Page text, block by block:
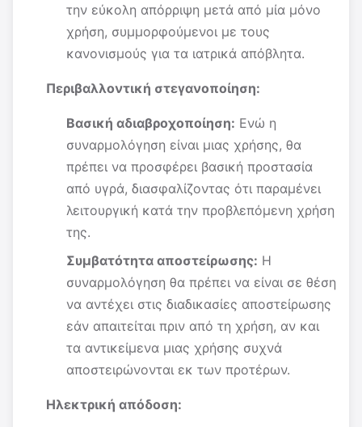
την εύκολη απόρριψη μετά από μία μόνο
χρήση, συμμορφούμενοι με τους
κανονισμούς για τα ιατρικά απόβλητα.
Περιβαλλοντική στεγανοποίηση:
Βασική αδιαβροχοποίηση: Ενώ η
συναρμολόγηση είναι μιας χρήσης, θα
πρέπει να προσφέρει βασική προστασία
από υγρά, διασφαλίζοντας ότι παραμένει
λειτουργική κατά την προβλεπόμενη χρήση
της.
Συμβατότητα αποστείρωσης: Η
συναρμολόγηση θα πρέπει να είναι σε θέση
να αντέχει στις διαδικασίες αποστείρωσης
εάν απαιτείται πριν από τη χρήση, αν και
τα αντικείμενα μιας χρήσης συχνά
αποστειρώνονται εκ των προτέρων.
Ηλεκτρική απόδοση: